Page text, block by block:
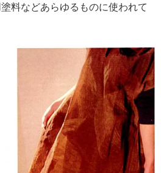
料などあらゆるものに使われて